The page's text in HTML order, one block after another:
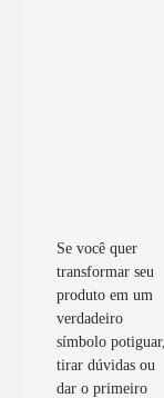
Se você quer
transformar seu
produto em um
verdadeiro
símbolo potiguar,
tirar dúvidas ou
dar o primeiro